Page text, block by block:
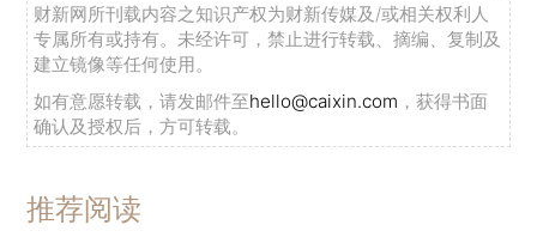
财新网所刊载内容之知识产权为财新传媒及/或相关权利人
专属所有或持有。未经许可，禁止进行转载、摘编、复制及
建立镜像等任何使用。
如有意愿转载，请发邮件至hello@caixin.com ，获得书面
确认及授权后，方可转载。
推荐阅读